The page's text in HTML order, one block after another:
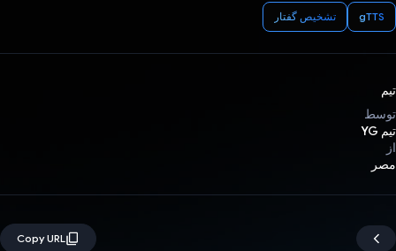
gTTS تشخیص گفتار
تیم
توسط
تیم YG
از
مصر